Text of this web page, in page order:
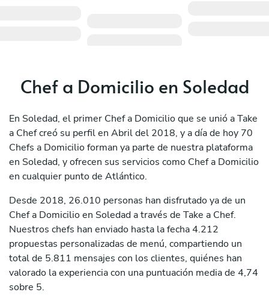
Chef a Domicilio en Soledad
En Soledad, el primer Chef a Domicilio que se unió a Take
a Chef creó su perfil en Abril del 2018, y a día de hoy 70
Chefs a Domicilio forman ya parte de nuestra plataforma
en Soledad, y ofrecen sus servicios como Chef a Domicilio
en cualquier punto de Atlántico.
Desde 2018, 26.010 personas han disfrutado ya de un
Chef a Domicilio en Soledad a través de Take a Chef.
Nuestros chefs han enviado hasta la fecha 4.212
propuestas personalizadas de menú, compartiendo un
total de 5.811 mensajes con los clientes, quiénes han
valorado la experiencia con una puntuación media de 4,74
sobre 5.